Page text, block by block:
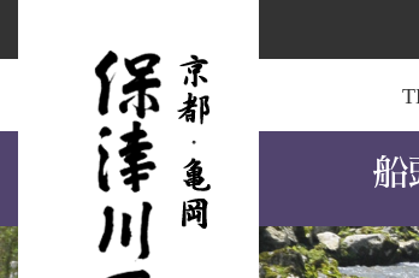
ナ
ビ
ゲ
ー
シ
ョ
ン
船